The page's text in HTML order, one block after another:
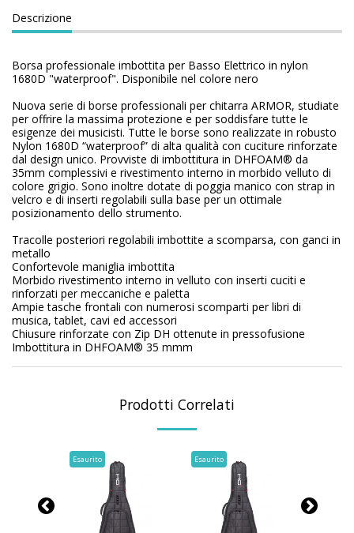
Descrizione
Borsa professionale imbottita per Basso Elettrico in nylon
1680D "waterproof". Disponibile nel colore nero
Nuova serie di borse professionali per chitarra ARMOR, studiate
per offrire la massima protezione e per soddisfare tutte le
esigenze dei musicisti. Tutte le borse sono realizzate in robusto
Nylon 1680D “waterproof” di alta qualità con cuciture rinforzate
dal design unico. Provviste di imbottitura in DHFOAM® da
35mm complessivi e rivestimento interno in morbido velluto di
colore grigio. Sono inoltre dotate di poggia manico con strap in
velcro e di inserti regolabili sulla base per un ottimale
posizionamento dello strumento.
Tracolle posteriori regolabili imbottite a scomparsa, con ganci in
metallo
Confortevole maniglia imbottita
Morbido rivestimento interno in velluto con inserti cuciti e
rinforzati per meccaniche e paletta
Ampie tasche frontali con numerosi scomparti per libri di
musica, tablet, cavi ed accessori
Chiusure rinforzate con Zip DH ottenute in pressofusione
Imbottitura in DHFOAM® 35 mmm
Prodotti Correlati
Esaurito Esaurito